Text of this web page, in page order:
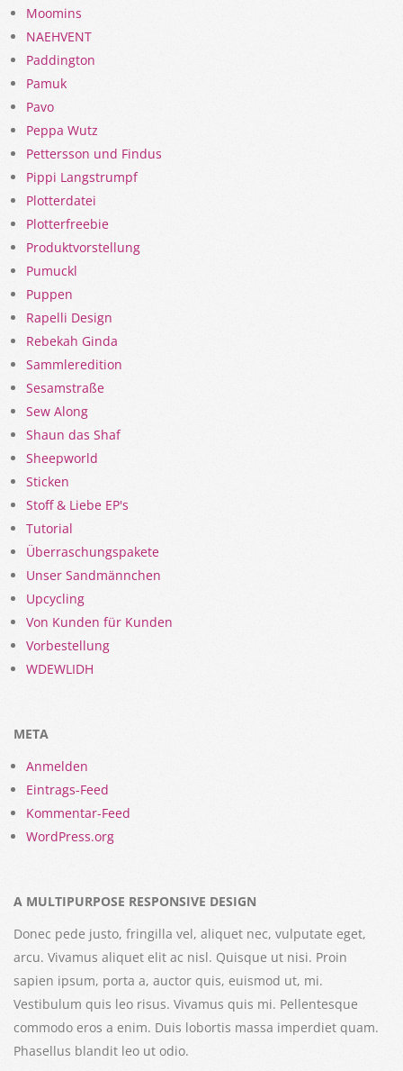
Moomins
NAEHVENT
Paddington
Pamuk
Pavo
Peppa Wutz
Pettersson und Findus
Pippi Langstrumpf
Plotterdatei
Plotterfreebie
Produktvorstellung
Pumuckl
Puppen
Rapelli Design
Rebekah Ginda
Sammleredition
Sesamstraße
Sew Along
Shaun das Shaf
Sheepworld
Sticken
Stoff & Liebe EP's
Tutorial
Überraschungspakete
Unser Sandmännchen
Upcycling
Von Kunden für Kunden
Vorbestellung
WDEWLIDH
META
Anmelden
Eintrags-Feed
Kommentar-Feed
WordPress.org
A MULTIPURPOSE RESPONSIVE DESIGN
Donec pede justo, fringilla vel, aliquet nec, vulputate eget,
arcu. Vivamus aliquet elit ac nisl. Quisque ut nisi. Proin
sapien ipsum, porta a, auctor quis, euismod ut, mi.
Vestibulum quis leo risus. Vivamus quis mi. Pellentesque
commodo eros a enim. Duis lobortis massa imperdiet quam.
Phasellus blandit leo ut odio.